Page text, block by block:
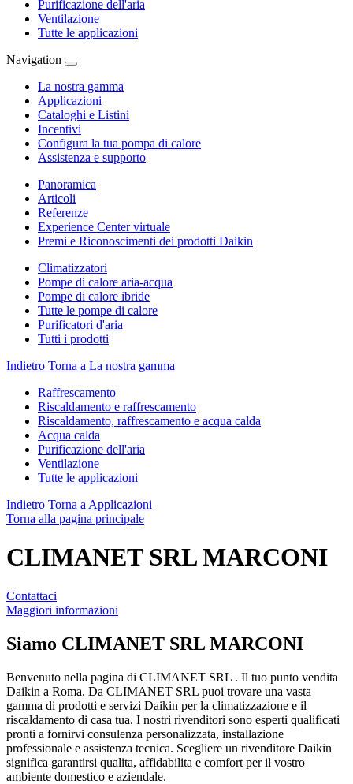
Purificazione dell'aria
Ventilazione
Tutte le applicazioni
Navigation
La nostra gamma
Applicazioni
Cataloghi e Listini
Incentivi
Configura la tua pompa di calore
Assistenza e supporto
Panoramica
Articoli
Referenze
Experience Center virtuale
Premi e Riconoscimenti dei prodotti Daikin
Climatizzatori
Pompe di calore aria-acqua
Pompe di calore ibride
Tutte le pompe di calore
Purificatori d'aria
Tutti i prodotti
Indietro Torna a La nostra gamma
Raffrescamento
Riscaldamento e raffrescamento
Riscaldamento, raffrescamento e acqua calda
Acqua calda
Purificazione dell'aria
Ventilazione
Tutte le applicazioni
Indietro Torna a Applicazioni
Torna alla pagina principale
CLIMANET SRL MARCONI
Contattaci
Maggiori informazioni
Siamo CLIMANET SRL MARCONI
Benvenuto nella pagina di CLIMANET SRL . Il tuo punto vendita
Daikin a Roma. Da CLIMANET SRL puoi trovare una vasta
gamma di prodotti e servizi Daikin per la climatizzazione e il
riscaldamento di casa tua. I nostri rivenditori sono esperti qualificati
pronti a fornirvi consulenza personalizzata, installazione
professionale e assistenza tecnica. Scegliere un rivenditore Daikin
significa garantirsi qualita, affidabilita e comfort per il vostro
ambiente domestico e aziendale.